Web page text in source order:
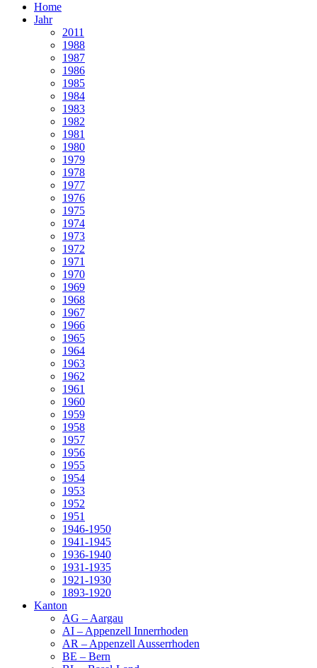
Home
Jahr
2011
1988
1987
1986
1985
1984
1983
1982
1981
1980
1979
1978
1977
1976
1975
1974
1973
1972
1971
1970
1969
1968
1967
1966
1965
1964
1963
1962
1961
1960
1959
1958
1957
1956
1955
1954
1953
1952
1951
1946-1950
1941-1945
1936-1940
1931-1935
1921-1930
1893-1920
Kanton
AG – Aargau
AI – Appenzell Innerrhoden
AR – Appenzell Ausserrhoden
BE – Bern